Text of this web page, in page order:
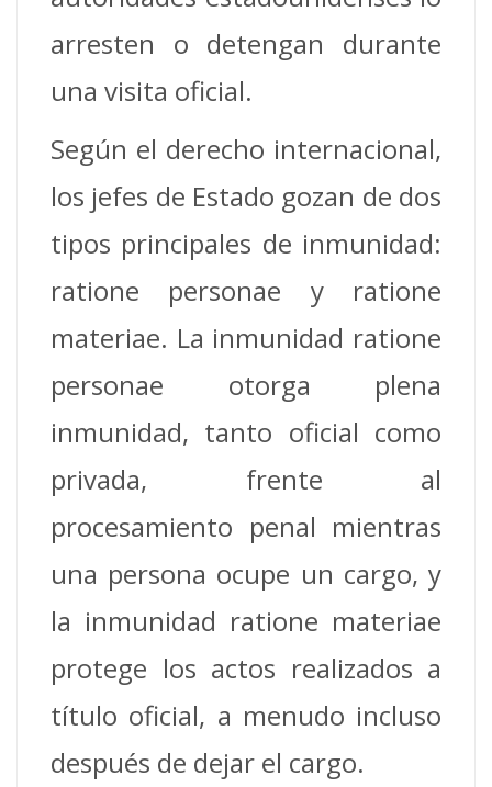
arresten o detengan durante
una visita oficial.
Según el derecho internacional,
los jefes de Estado gozan de dos
tipos principales de inmunidad:
ratione personae y ratione
materiae. La inmunidad ratione
personae otorga plena
inmunidad, tanto oficial como
privada, frente al
procesamiento penal mientras
una persona ocupe un cargo, y
la inmunidad ratione materiae
protege los actos realizados a
título oficial, a menudo incluso
después de dejar el cargo.